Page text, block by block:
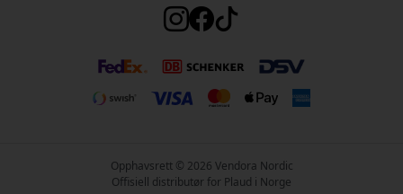
www.nordicsmartlight.se
Opphavsrett © 2026 Vendora Nordic
Offisiell distributør for Plaud i Norge